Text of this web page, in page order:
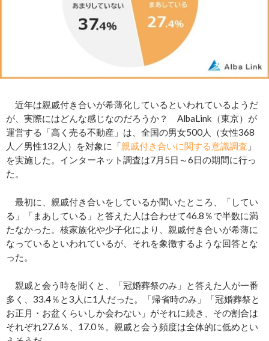
近年は親戚付き合いが希薄化しているといわれているようだ
が、実際にはどんな感じなのだろうか？ AlbaLink（東京）が
運営する「高く売る不動産」は、全国の男女500人（女性368
人／男性132人）を対象に「親戚付き合いに関する意識調査 」
を実施した。インターネット調査は7月5日～6日の期間に行っ
た。
最初に、親戚付き合いをしているか聞いたところ、「してい
る」「まあしている」と答えた人は合わせて46.8％で半数に満
たなかった。核家族化や少子化により、親戚付き合いが希薄に
なっているといわれているが、それを象徴するような回答とな
った。
親戚と会う時を聞くと、「冠婚葬祭のみ」と答えた人が一番
多く、33.4％と3人に1人だった。「帰省時のみ」「冠婚葬祭と
お正月・お盆くらいしか会わない」がそれに続き、その割合は
それぞれ27.6％、17.0％。親戚と会う頻度は全体的に低めとい